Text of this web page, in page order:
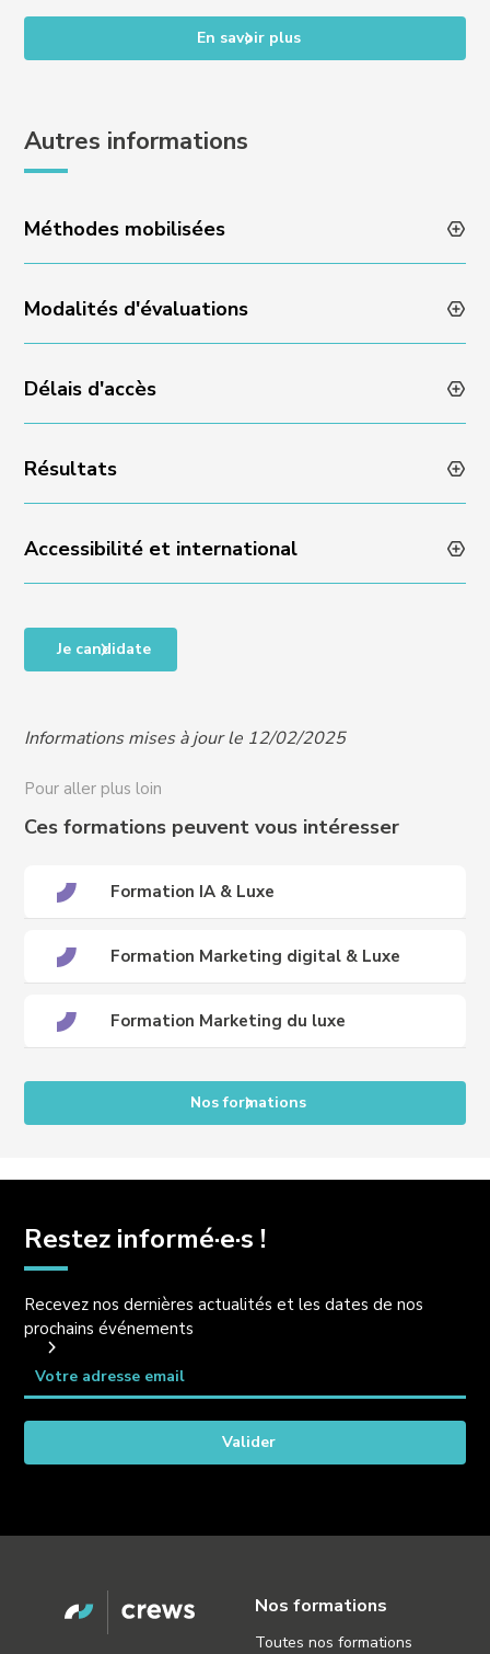
En savoir plus
Autres informations
Méthodes mobilisées
Animation des formations par des professionnels en
activité
Modalités d'évaluations
Évaluation des acquis en fin de formation via un quizz
ou un rendu de projet
Délais d'accès
Admissibilité sur dossier et échange avec l’équipe
Experience : réponse sous 48 heures
Résultats
Taux de satisfaction en fin de formation : NA
Taux de satisfaction sur les compétences acquises :
Accessibilité et international
Accessibilité des personnes en situation de handicap,
RQTH, ou difficultés particulières, nous contacter
handicap@crews-education.com
Accessibilité des publics internationaux, nous
contacter :
international@crews-education.com
Je candidate
Informations mises à jour le 12/02/2025
Pour aller plus loin
Ces formations peuvent vous intéresser
Formation IA & Luxe
Formation Marketing digital & Luxe
Formation Marketing du luxe
Nos formations
Restez informé·e·s !
Recevez nos dernières actualités et les dates de nos
prochains événements
Nos formations
Toutes nos formations